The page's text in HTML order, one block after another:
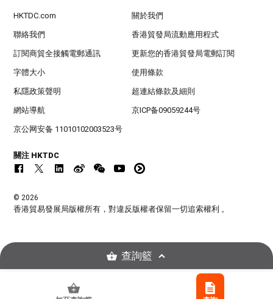
HKTDC.com 關於我們
聯絡我們 香港貿發局流動應用程式
訂閱商貿全接觸電郵通訊 更新您的香港貿發局電郵訂閱
字體大小 使用條款
私隱政策聲明 超連結條款及細則
網站導航 京ICP备09059244号
京公网安备 11010102003523号
關注 HKTDC
© 2026
香港貿易發展局版權所有，對違反版權者保留一切追索權利 。
查詢籃